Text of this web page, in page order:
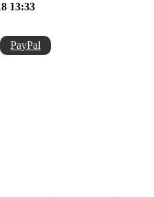
PayPal
13:33